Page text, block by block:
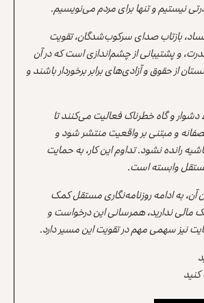
نیستیم و تنها برای مردم می‌نویسیم.
بازتاب صدای سرکوب‌شدگان، تقویت
و پشتیبانی از چشم‌اندازی است که در آن
از حقوق و آزادی‌های برابر برخوردار باشند و
دشوار و گاه خطرناک فعالیت می‌کنند تا
و مبتنی بر واقعیت منتشر شود و
رانده نشود. تداوم این کار، به حمایت
وابسته است.
آن، به ادامه روزنامه‌نگاری مستقل کمک
مالی ندارید، همرسانی این درخواست و
نیز سهمی مهم در تقویت این مسیر دارد.